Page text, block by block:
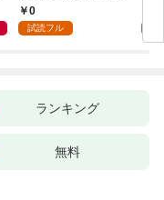
れる 1
0
試読フル
家
ランキング
無料